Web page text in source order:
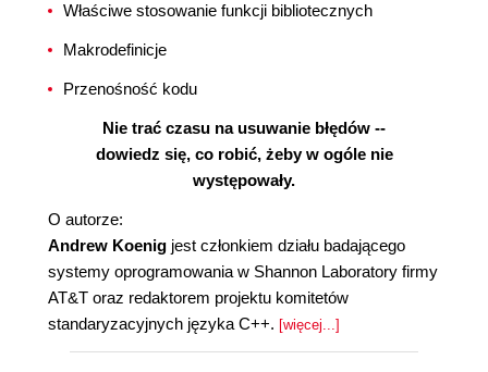
Właściwe stosowanie funkcji bibliotecznych
Makrodefinicje
Przenośność kodu
Nie trać czasu na usuwanie błędów --
dowiedz się, co robić, żeby w ogóle nie
występowały.
O autorze:
Andrew Koenig jest członkiem działu badającego
systemy oprogramowania w Shannon Laboratory firmy
AT&T oraz redaktorem projektu komitetów
standaryzacyjnych języka C++.
[więcej...]